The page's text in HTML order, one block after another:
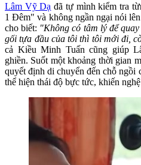
Lâm Vỹ Dạ đã tự mình kiểm tra
1 Đêm" và không ngần ngại nói
cho biết: "Không có tâm lý để
gối tựa đầu của tôi thì tôi mới đi,
cả Kiều Minh Tuấn cũng giúp
ghiền. Suốt một khoảng thời gian
quyết định di chuyển đến chỗ ngồi
thể hiện thái độ bực tức, khiến